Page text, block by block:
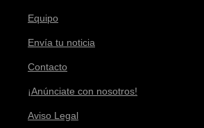
Equipo
Envía tu noticia
Contacto
¡Anúnciate con nosotros!
Aviso Legal